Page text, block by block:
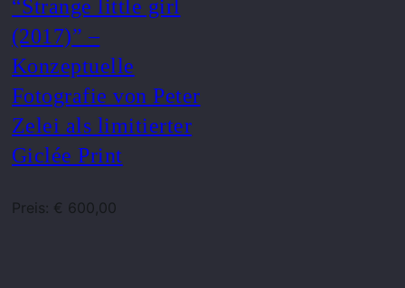
“Strange little girl
(2017)” –
Konzeptuelle
Fotografie von Peter
Zelei als limitierter
Giclée Print
Preis: € 600,00